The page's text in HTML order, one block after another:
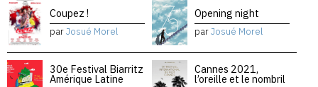
Coupez !
parJosué Morel
Opening night
parJosué Morel
30e Festival Biarritz
Amérique Latine
Cannes 2021,
l’oreille et le nombril